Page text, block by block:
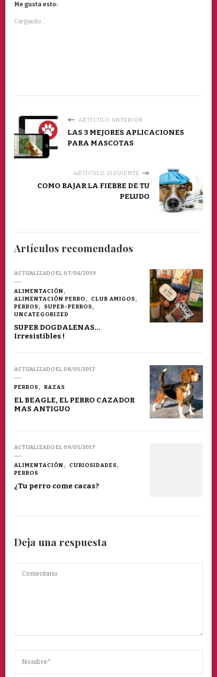
Me gusta esto:
Cargando...
ARTÍCULO ANTERIOR
LAS 3 MEJORES APLICACIONES
PARA MASCOTAS
ARTÍCULO SIGUIENTE
COMO BAJAR LA FIEBRE DE TU
PELUDO
Artículos recomendados
ACTUALIZADO EL 07/06/2019
ALIMENTACIÓN
ALIMENTACIÓN PERRO
CLUB AMIGOS
PERROS
SUPER-PERROS
UNCATEGORIZED
SUPER DOGDALENAS…
Irresistibles !
ACTUALIZADO EL 08/05/2017
PERROS RAZAS
EL BEAGLE, EL PERRO CAZADOR
MAS ANTIGUO
ACTUALIZADO EL 09/05/2017
ALIMENTACIÓN
CURIOSIDADES
PERROS
¿Tu perro come cacas?
Deja una respuesta